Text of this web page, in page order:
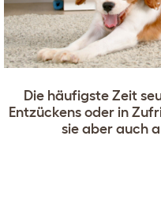
Die häufigste Zeit
Entzückens oder in
sie aber auch